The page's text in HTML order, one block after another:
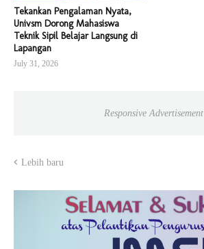
Tekankan Pengalaman Nyata,
Univsm Dorong Mahasiswa
Teknik Sipil Belajar Langsung di
Lapangan
July 31, 2026
Responsive Advertisement
Lebih baru